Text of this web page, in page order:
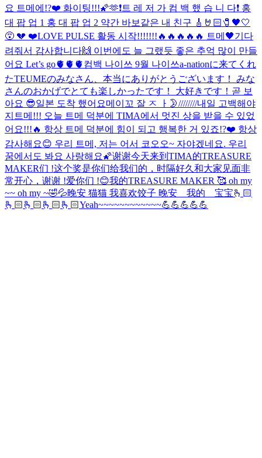
요 트메에!?❤️ 화이팅!!!🌠🫶❗️트 레 저 가 컴 백 했 습 니 다❗️ 홍
대 팝 업 1 홍 대 팝 업 2 약간 바보같은 내 친구 🎸🤘🏻🧷🖤🤍
😵 💔 ❤️LOVE PULSE 활동 시작!!!!!!!🔥🔥🔥🔥🔥 트메🖤기다
려줘서 감사합니다🙌 이번에도 늘 그랬듯 좋은 추억 많이 만들
어요 Let’s go🫀🫀🫀컴백 나이쓰 9월 나이쓰a-nationに来てくれ
たTEUMEのみなさん、本当にありがとうございます！ みな
さんのおかげでとても楽しかったです！ 大好きです！ 곧 보
아요 😎일본 도착 했어요메이꼬 잘 ㅈ ㅏ🌛////////내일 고백해야
지 트메!!! 오늘 트메 덕분에 TIMA에서 멋진 상을 받을 수 있었
어요!!!🔥 항상 트메 덕분에 힘이 되고 행복한 거 있죠!?❤️ 항상
감사해요😊 우리 트메, 저는 어서 코오오~ 자야겠네요. 우리
꿈에서도 봐요 사랑해요🌠谢谢今天来到TIMA的TREASURE
MAKER们 !这个奖是你们给我们的，时隔好久和大家见面非
常开心，谢谢 !爱你们 !😊我的TREASURE MAKER 🥰 oh my
~~ oh my ~🤣💦晚安 猫猫 我喜欢饺子 晚安 我的 宝宝🫰🏻
🫰🏻🫰🏻🫰🏻🫰🏻Yeah~~~~~~~~~~~~💪💪💪💪💪